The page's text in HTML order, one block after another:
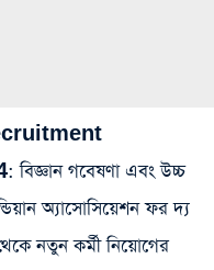
বিজ্ঞান গবেষণা এবং উচ্চ
অ্যাসোসিয়েশন ফর দ্য
নতুন কর্মী নিয়োগের